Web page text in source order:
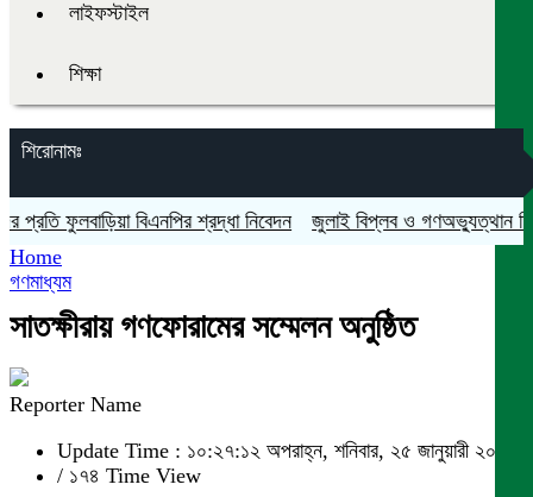
লাইফস্টাইল
শিক্ষা
শিরোনামঃ
ফুলবাড়িয়া বিএনপির শ্রদ্ধা নিবেদন জুলাই বিপ্লব ও গণঅভ্যুত্থান দিবস
Home
গণমাধ্যম
সাতক্ষীরায় গণফোরামের সম্মেলন অনুষ্ঠিত
Reporter Name
Update Time : ১০:২৭:১২ অপরাহ্ন, শনিবার, ২৫ জানুয়ারী ২০২৫
/ ১৭৪ Time View